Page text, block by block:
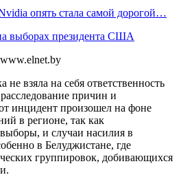
опять стала самой дорогой…
выборах президента США
взяла на себя ответственность
причин и
инцидент произошел на фоне
в регионе, так как
и случаи насилия в
в Белуджистане, где
группировок, добивающихся